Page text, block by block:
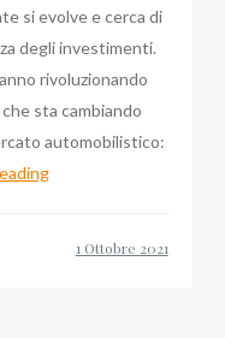
si evolve e cerca di
degli investimenti.
rivoluzionando
sta cambiando
automobilistico:
Quei